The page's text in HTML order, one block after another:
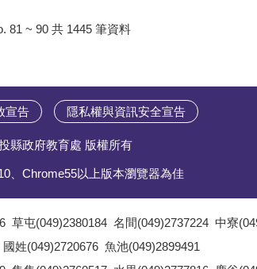
81 ~ 90 共 1445 筆資料
宣告 隱私權與資訊安全宣告
縣政府教育處 版權所有
、Chrome55以上版本瀏覽器為佳
草屯(049)2380184 名間(049)2737224 中寮
國姓(049)2720676 魚池(049)2899491